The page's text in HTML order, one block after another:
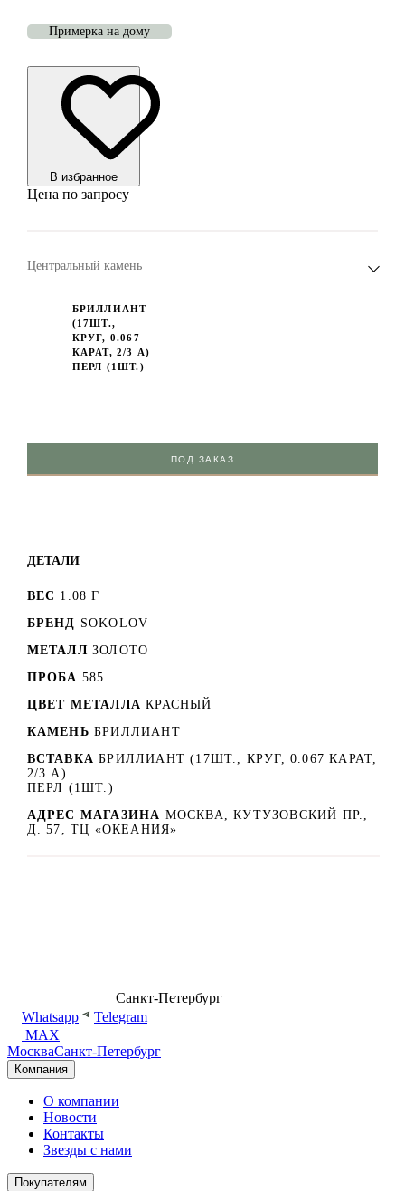
Примерка на дому
В избранноe
Цена по запросу
Центральный камень
БРИЛЛИАНТ
(17ШТ.,
КРУГ, 0.067
КАРАТ, 2/3 А)
ПЕРЛ (1ШТ.)
ПОД ЗАКАЗ
ДЕТАЛИ
ВЕС 1.08 Г
БРЕНД SOKOLOV
МЕТАЛЛ ЗОЛОТО
ПРОБА 585
ЦВЕТ МЕТАЛЛА КРАСНЫЙ
КАМЕНЬ БРИЛЛИАНТ
ВСТАВКА БРИЛЛИАНТ (17ШТ., КРУГ, 0.067 КАРАТ,
2/3 А)
ПЕРЛ (1ШТ.)
АДРЕС МАГАЗИНА МОСКВА, КУТУЗОВСКИЙ ПР.,
Д. 57, ТЦ «ОКЕАНИЯ»
Санкт-Петербург
Whatsapp
Telegram
MAX
МоскваСанкт-Петербург
Компания
О компании
Новости
Контакты
Звезды с нами
Покупателям